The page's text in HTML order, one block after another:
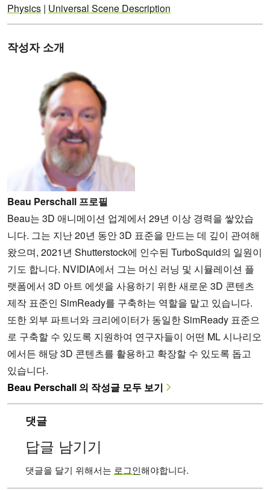
Physics | Universal Scene Description
작성자 소개
Beau Perschall 프로필
Beau는 3D 애니메이션 업계에서 29년 이상 경력을 쌓았습
니다. 그는 지난 20년 동안 3D 표준을 만드는 데 깊이 관여해
왔으며, 2021년 Shutterstock에 인수된 TurboSquid의 일원이
기도 합니다. NVIDIA에서 그는 머신 러닝 및 시뮬레이션 플
랫폼에서 3D 아트 에셋을 사용하기 위한 새로운 3D 콘텐츠
제작 표준인 SimReady를 구축하는 역할을 맡고 있습니다.
또한 외부 파트너와 크리에이터가 동일한 SimReady 표준으
로 구축할 수 있도록 지원하여 연구자들이 어떤 ML 시나리오
에서든 해당 3D 콘텐츠를 활용하고 확장할 수 있도록 돕고
있습니다.
Beau Perschall 의 작성글 모두 보기
댓글
답글 남기기
댓글을 달기 위해서는 로그인해야합니다.